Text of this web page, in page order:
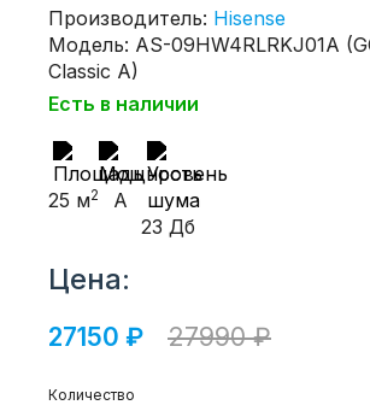
Производитель: Hisense
Модель: AS-09HW4RLRKJ01A
Classic A)
Есть в наличии
25 м2
A
23 Дб
Цена:
27150 ₽ 27990 ₽
Количество